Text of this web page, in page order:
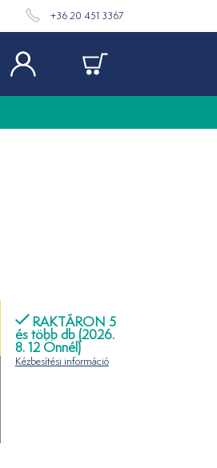
+36 20 451 3367
RAKTÁRON 5
és több db (2026.
8. 12 Önnél)
Kézbesítési információ